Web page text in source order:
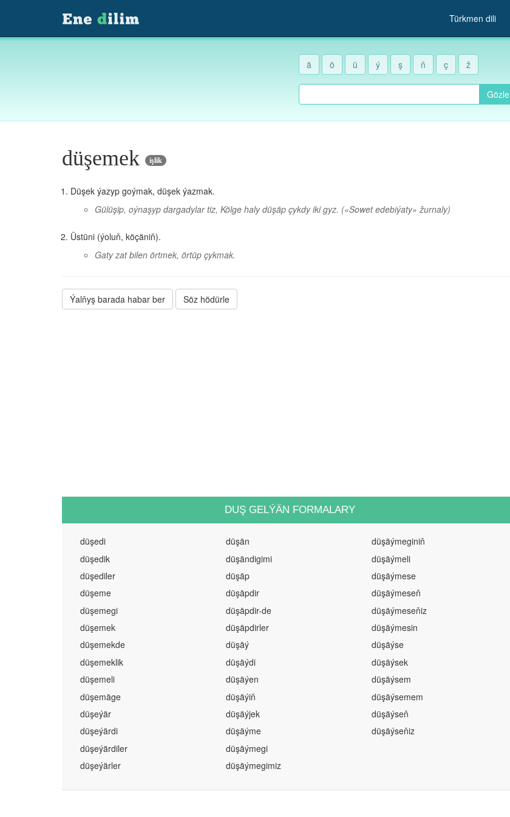
Türkmen dili
ä ö ü ý ş ň ç ž
Gözle
düşemek işlik
Düşek ýazyp goýmak, düşek ýazmak.
Gülüşip, oýnaşyp dargadylar tiz, Kölge haly düşäp çykdy iki gyz. («Sowet edebiýaty» žurnaly)
Üstüni (ýoluň, köçäniň).
Gaty zat bilen örtmek, örtüp çykmak.
Ýalňyş barada habar ber Söz hödürle
DUŞ GELÝÄN FORMALARY
düşedi
düşedik
düşediler
düşeme
düşemegi
düşemek
düşemekde
düşemeklik
düşemeli
düşemäge
düşeýär
düşeýärdi
düşeýärdiler
düşeýärler
düşän
düşändigimi
düşäp
düşäpdir
düşäpdir-de
düşäpdirler
düşäý
düşäýdi
düşäýen
düşäýiň
düşäýjek
düşäýme
düşäýmegi
düşäýmegimiz
düşäýmeginiň
düşäýmeli
düşäýmese
düşäýmeseň
düşäýmeseňiz
düşäýmesin
düşäýse
düşäýsek
düşäýsem
düşäýsemem
düşäýseň
düşäýseňiz